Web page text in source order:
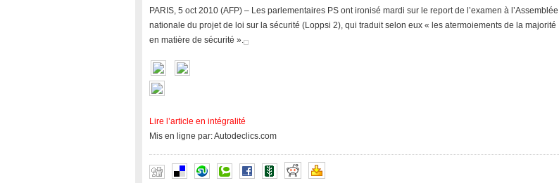
PARIS, 5 oct 2010 (AFP) – Les parlementaires PS ont ironisé mardi sur le report de l’examen à l’Assemblée
nationale du projet de loi sur la sécurité (Loppsi 2), qui traduit selon eux « les atermoiements de la majorité
en matière de sécurité ».
Lire l’article en intégralité
Mis en ligne par: Autodeclics.com